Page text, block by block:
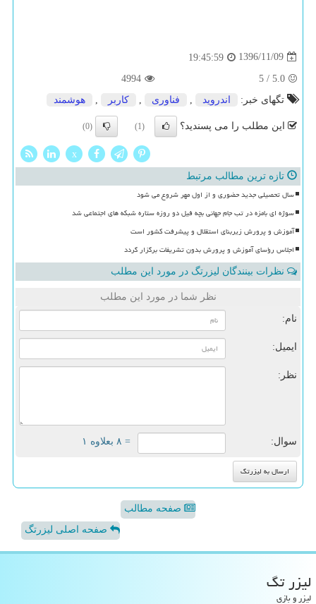
1396/11/09
19:45:59
5.0
/
5
4994
تگهای خبر:
اندروید , فناوری , كاربر , هوشمند
این مطلب را می پسندید؟ (1)
(0)
x
تازه ترین مطالب مرتبط
سال تحصیلی جدید حضوری و از اول مهر شروع می شود
سوژه ای بامزه در تب جام جهانی بچه فیل دو روزه ستاره شبکه های اجتماعی شد
آموزش و پرورش زیربنای استقلال و پیشرفت کشور است
اجلاس رؤسای آموزش و پرورش بدون تشریفات برگزار گردد
نظرات بینندگان لیزرتگ در مورد این مطلب
نظر شما در مورد این مطلب
نام:
ایمیل:
نظر:
سوال: = ۸ بعلاوه ۱
صفحه مطالب
صفحه اصلی لیزرتگ
لیزر تگ
لیزر و بازی